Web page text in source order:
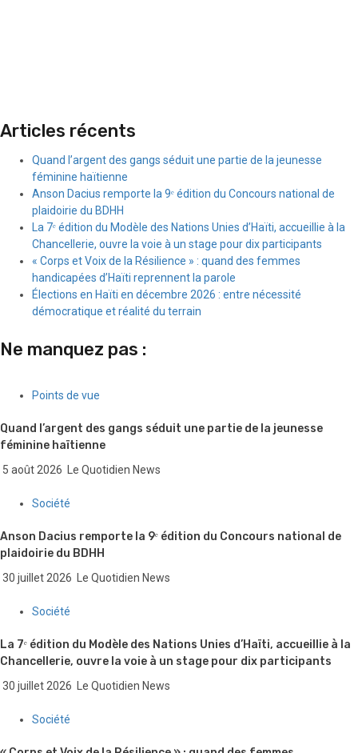
Articles récents
Quand l’argent des gangs séduit une partie de la jeunesse
féminine haïtienne
Anson Dacius remporte la 9ᵉ édition du Concours national de
plaidoirie du BDHH
La 7ᵉ édition du Modèle des Nations Unies d’Haïti, accueillie à la
Chancellerie, ouvre la voie à un stage pour dix participants
« Corps et Voix de la Résilience » : quand des femmes
handicapées d’Haïti reprennent la parole
Élections en Haïti en décembre 2026 : entre nécessité
démocratique et réalité du terrain
Ne manquez pas :
Points de vue
Quand l’argent des gangs séduit une partie de la jeunesse
féminine haïtienne
5 août 2026 Le Quotidien News
Société
Anson Dacius remporte la 9ᵉ édition du Concours national de
plaidoirie du BDHH
30 juillet 2026 Le Quotidien News
Société
La 7ᵉ édition du Modèle des Nations Unies d’Haïti, accueillie à la
Chancellerie, ouvre la voie à un stage pour dix participants
30 juillet 2026 Le Quotidien News
Société